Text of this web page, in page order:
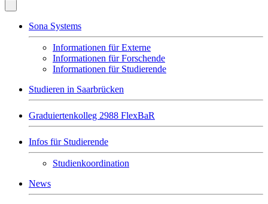
Sona Systems
Informationen für Externe
Informationen für Forschende
Informationen für Studierende
Studieren in Saarbrücken
Graduiertenkolleg 2988 FlexBaR
Infos für Studierende
Studienkoordination
News